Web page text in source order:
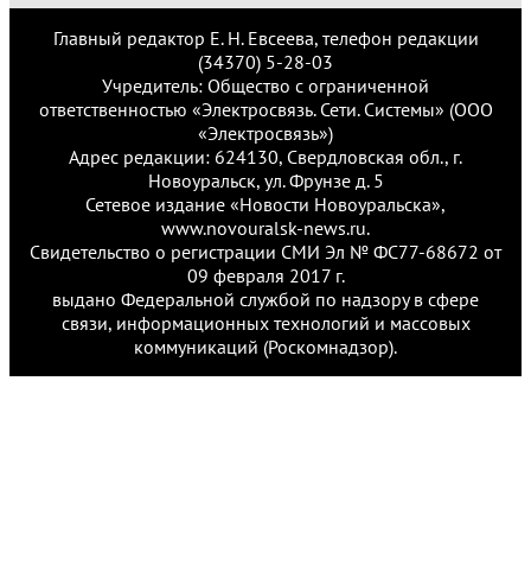
Главный редактор Е. Н. Евсеева, телефон редакции
(34370) 5-28-03
Учредитель: Общество с ограниченной
ответственностью «Электросвязь. Сети. Системы» (ООО
«Электросвязь»)
Адрес редакции: 624130, Свердловская обл., г.
Новоуральск, ул. Фрунзе д. 5
Сетевое издание «Новости Новоуральска»,
www.novouralsk-news.ru.
Свидетельство о регистрации СМИ Эл № ФС77-68672 от
09 февраля 2017 г.
выдано Федеральной службой по надзору в сфере
связи, информационных технологий и массовых
коммуникаций (Роскомнадзор).